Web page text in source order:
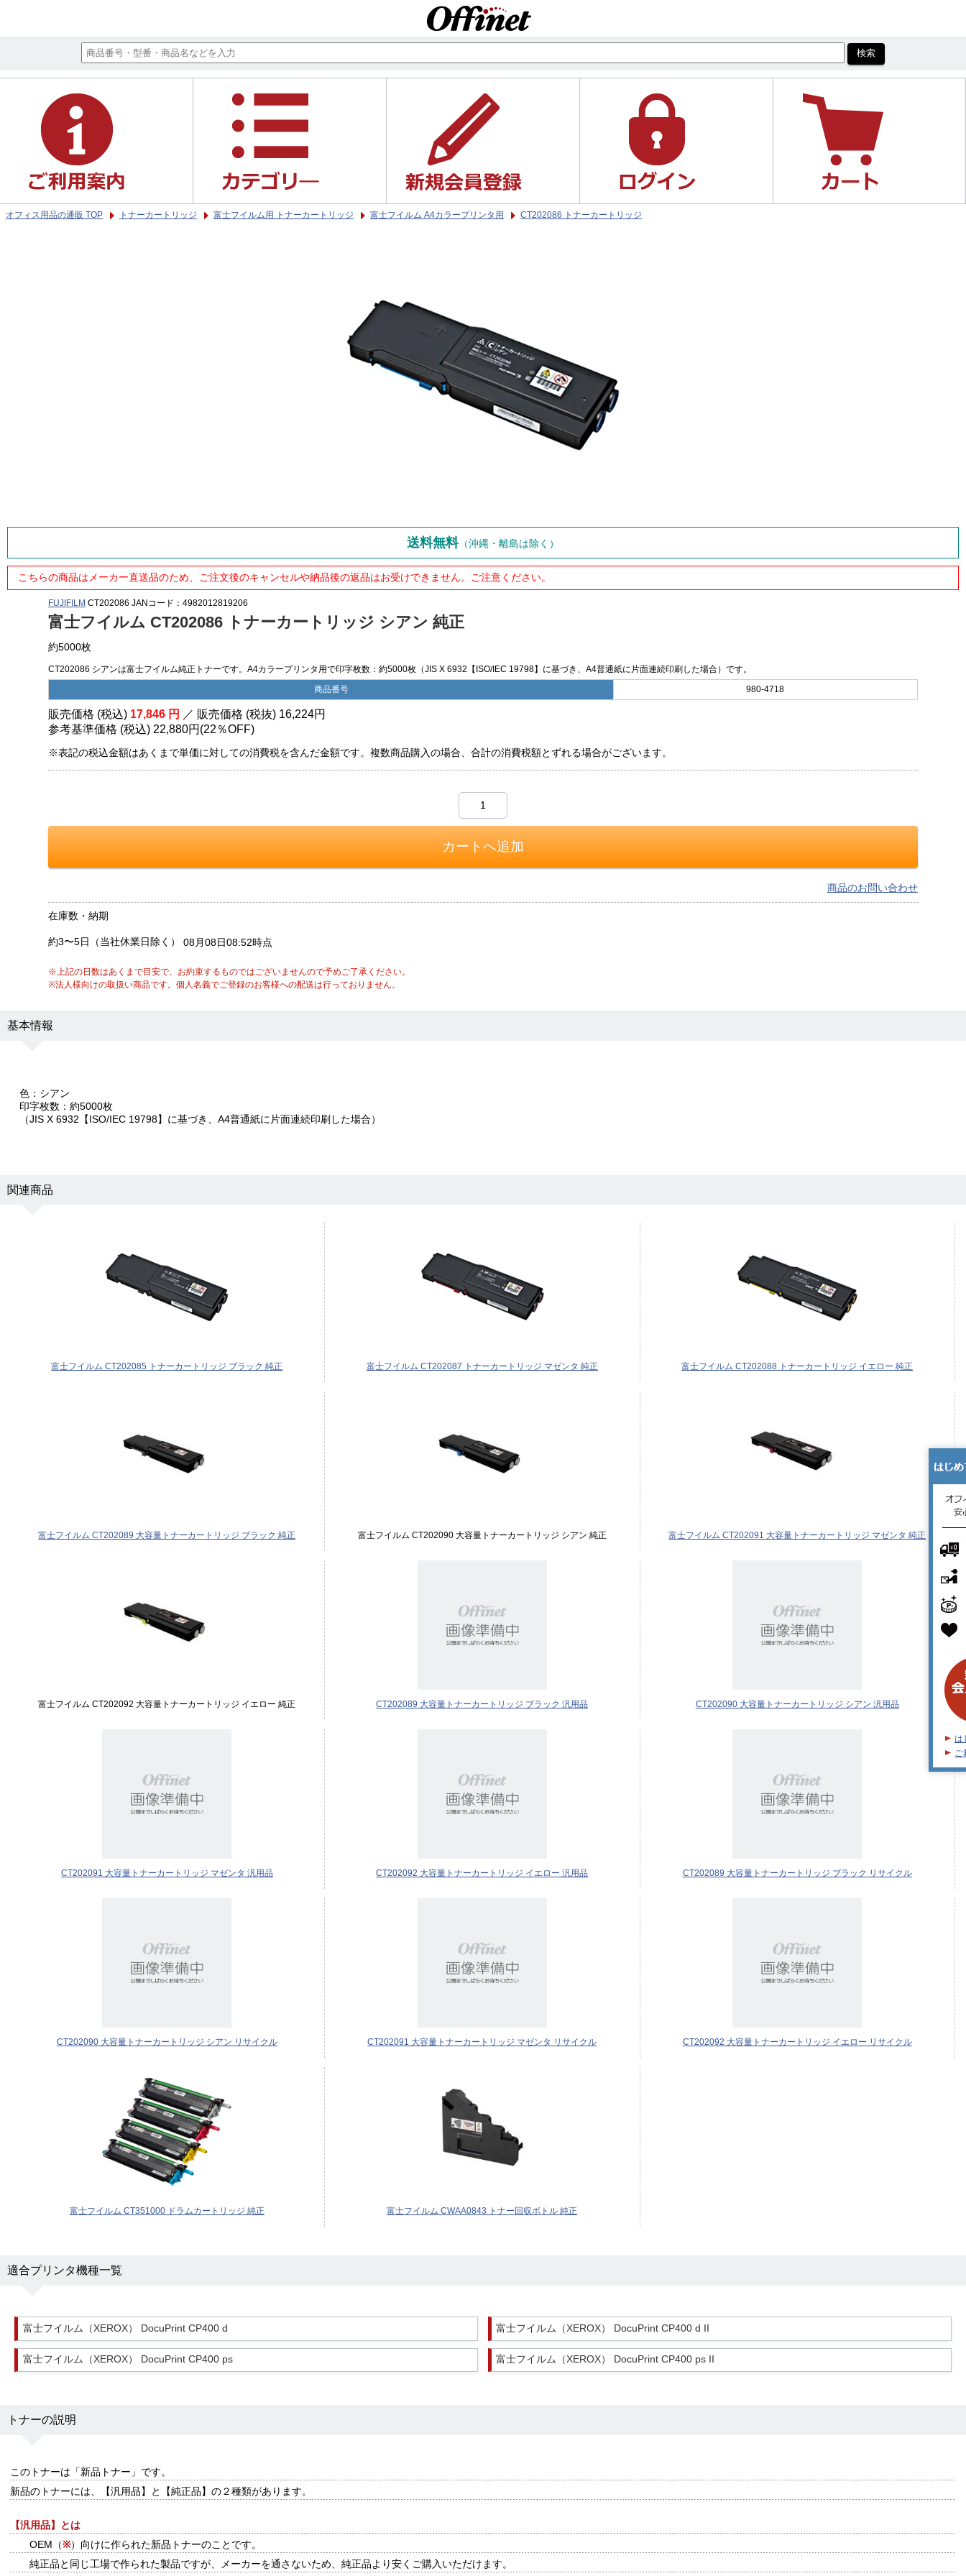
オフィス用品の通販 TOP トナーカートリッジ 富士フイルム用 トナーカートリッジ 富士フイルム A4カラープリンタ用 CT202086 トナーカートリッジ
送料無料（沖縄・離島は除く）
こちらの商品はメーカー直送品のため、ご注文後のキャンセルや納品後の返品はお受けできません。ご注意ください。
FUJIFILM CT202086 JANコード：4982012819206
富士フイルム CT202086 トナーカートリッジ シアン 純正
約5000枚
CT202086 シアンは富士フイルム純正トナーです。A4カラープリンタ用で印字枚数：約5000枚（JIS X 6932【ISO/IEC 19798】に基づき、A4普通紙に片面連続印刷した場合）です。
商品番号 980-4718
販売価格 (税込) 17,846 円 ／ 販売価格 (税抜) 16,224円
参考基準価格 (税込) 22,880円 (22％OFF)
※表記の税込金額はあくまで単価に対しての消費税を含んだ金額です。複数商品購入の場合、合計の消費税額とずれる場合がございます。
商品のお問い合わせ
在庫数・納期
約3〜5日（当社休業日除く） 08月08日08:52時点
※上記の日数はあくまで目安で、お約束するものではございませんので予めご了承ください。
※法人様向けの取扱い商品です。個人名義でご登録のお客様への配送は行っておりません。
基本情報
色：シアン
印字枚数：約5000枚
（JIS X 6932【ISO/IEC 19798】に基づき、A4普通紙に片面連続印刷した場合）
関連商品
富士フイルム CT202085 トナーカートリッジ ブラック 純正 富士フイルム CT202087 トナーカートリッジ マゼンタ 純正 富士フイルム CT202088 トナーカートリッジ イエロー 純正
富士フイルム CT202089 大容量トナーカートリッジ ブラック 純正 富士フイルム CT202090 大容量トナーカートリッジ シアン 純正 富士フイルム CT202091 大容量トナーカートリッジ マゼンタ 純正
富士フイルム CT202092 大容量トナーカートリッジ イエロー 純正 CT202089 大容量トナーカートリッジ ブラック 汎用品 CT202090 大容量トナーカートリッジ シアン 汎用品
CT202091 大容量トナーカートリッジ マゼンタ 汎用品 CT202092 大容量トナーカートリッジ イエロー 汎用品 CT202089 大容量トナーカートリッジ ブラック リサイクル
CT202090 大容量トナーカートリッジ シアン リサイクル CT202091 大容量トナーカートリッジ マゼンタ リサイクル CT202092 大容量トナーカートリッジ イエロー リサイクル
富士フイルム CT351000 ドラムカートリッジ 純正 富士フイルム CWAA0843 トナー回収ボトル 純正
適合プリンタ機種一覧
富士フイルム（XEROX） DocuPrint CP400 d 富士フイルム（XEROX） DocuPrint CP400 d II
富士フイルム（XEROX） DocuPrint CP400 ps 富士フイルム（XEROX） DocuPrint CP400 ps II
トナーの説明
このトナーは 「新品トナー」 です。
新品のトナーには、【汎用品】と【純正品】の２種類があります。
【汎用品】とは
OEM（※）向けに作られた新品トナーのことです。
純正品と同じ工場で作られた製品ですが、メーカーを通さないため、純正品より安くご購入いただけます。
は
ご